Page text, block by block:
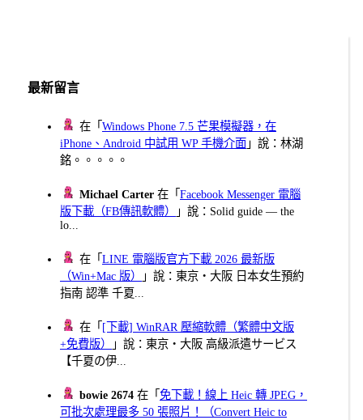
最新留言
在「Windows Phone 7.5 芒果模擬器，在
iPhone、Android 中試用 WP 手機介面 」說：林湖
銘。。。。。
Michael Carter 在「Facebook Messenger 電腦
版下載（FB傳訊軟體）
」說：Solid guide — the
lo...
在「LINE 電腦版官方下載 2026 最新版
（Win+Mac 版）
」說：東京・大阪 日本女生預約
指南 認準 千夏...
在「 [下載] WinRAR 壓縮軟體（繁體中文版
+免費版）
」說：東京・大阪 高級派遣サービス
【千夏の伊...
bowie 2674 在「免下載！線上 Heic 轉 JPEG，
可批次處理最多 50 張照片！（Convert Heic to